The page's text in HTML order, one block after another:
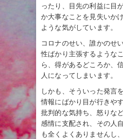
ったり、目先の利益に目
か大事なことを見失いか
ような気がしています。
コロナのせい、誰かのせ
性ばかり主張するような
ら、得があるどころか、
人になってしまいます。
しかも、そういった発言
情報にばかり目が行きや
批判的な気持ち、怒りな
感情に支配され、その人
も全くよくありませんし